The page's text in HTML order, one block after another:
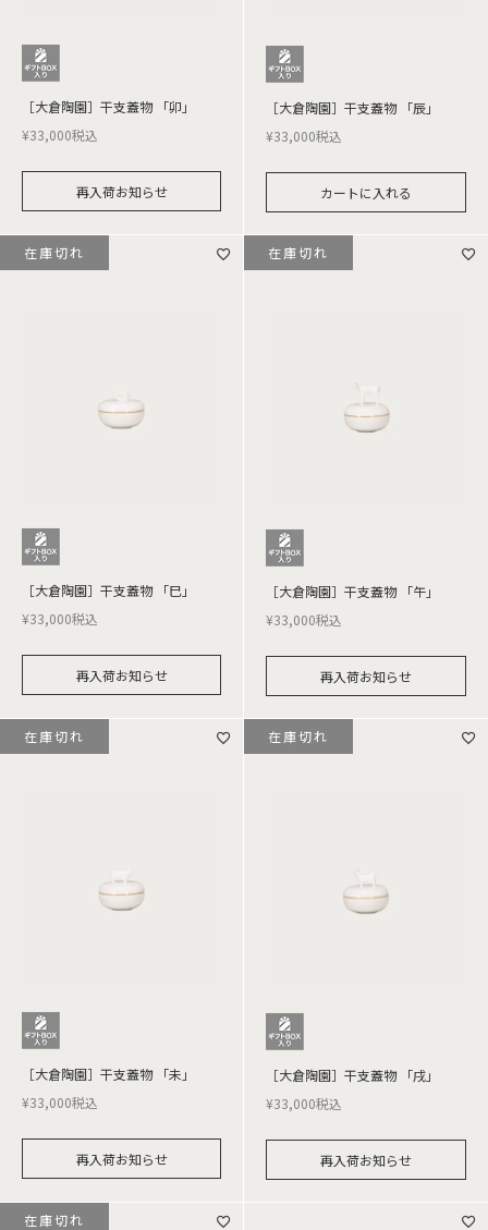
［大倉陶園］干支蓋物 「卯」
¥33,000税込
再入荷お知らせ
［大倉陶園］干支蓋物 「辰」
¥33,000税込
カートに入れる
［大倉陶園］干支蓋物 「巳」
¥33,000税込
再入荷お知らせ
在庫切れ
［大倉陶園］干支蓋物 「午」
¥33,000税込
再入荷お知らせ
在庫切れ
［大倉陶園］干支蓋物 「未」
¥33,000税込
再入荷お知らせ
在庫切れ
［大倉陶園］干支蓋物 「戌」
¥33,000税込
再入荷お知らせ
在庫切れ
在庫切れ